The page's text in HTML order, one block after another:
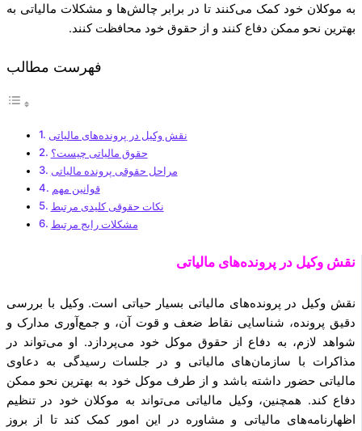
به موکلان خود کمک می‌کنند تا در برابر چالش‌ها و مشکلات مالیاتی به
بهترین نحو ممکن دفاع کنند و از حقوق خود محافظت کنند.
فهرست مطالب
نقش وکیل در پرونده‌های مالیاتی
حقوق مالیاتی چیست؟
مراحل حقوقی پرونده مالیاتی
قوانین مهم
نکات حقوقی کلیدی مرتبط
مشکلات رایج مرتبط
نقش وکیل در پرونده‌های مالیاتی
نقش وکیل در پرونده‌های مالیاتی بسیار حیاتی است. وکیل با بررسی
دقیق پرونده، شناسایی نقاط ضعف و قوت آن، و جمع‌آوری مدارک و
شواهد لازم، به دفاع از حقوق موکل خود می‌پردازد. او می‌تواند در
مذاکرات با سازمان‌های مالیاتی و در جلسات رسیدگی به دعاوی
مالیاتی حضور داشته باشد و از طرف موکل خود به بهترین نحو ممکن
دفاع کند. همچنین، وکیل مالیاتی می‌تواند به موکلان خود در تنظیم
اظهارنامه‌های مالیاتی و مشاوره در این امور کمک کند تا از بروز